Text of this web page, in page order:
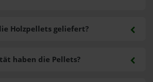
Holzpellets geliefert?
haben die Pellets?